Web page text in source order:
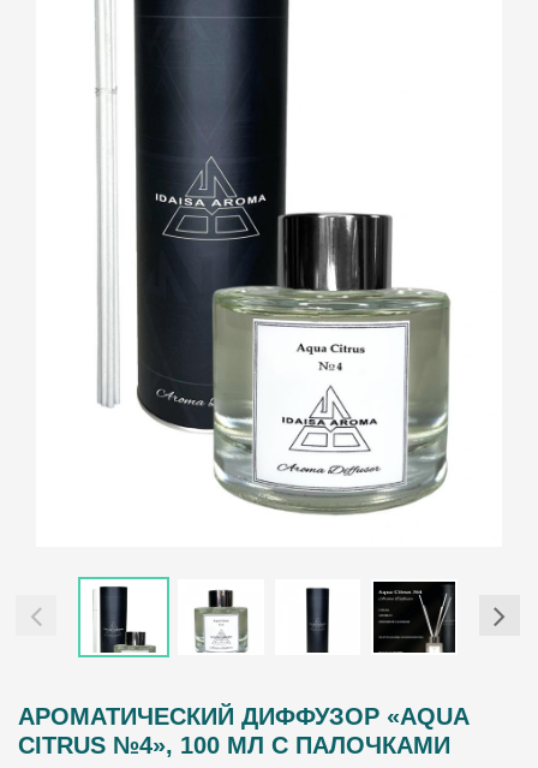
АРОМАТИЧЕСКИЙ ДИФФУЗОР «AQUA
CITRUS №4», 100 МЛ С ПАЛОЧКАМИ